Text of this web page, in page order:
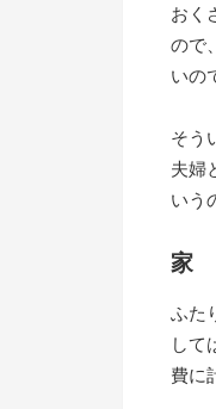
おく
ので
いの
そう
夫婦
いう
家
ふた
して
費に